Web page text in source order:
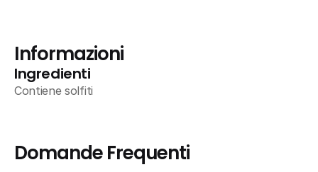
Informazioni
Ingredienti
Contiene solfiti
Domande Frequenti